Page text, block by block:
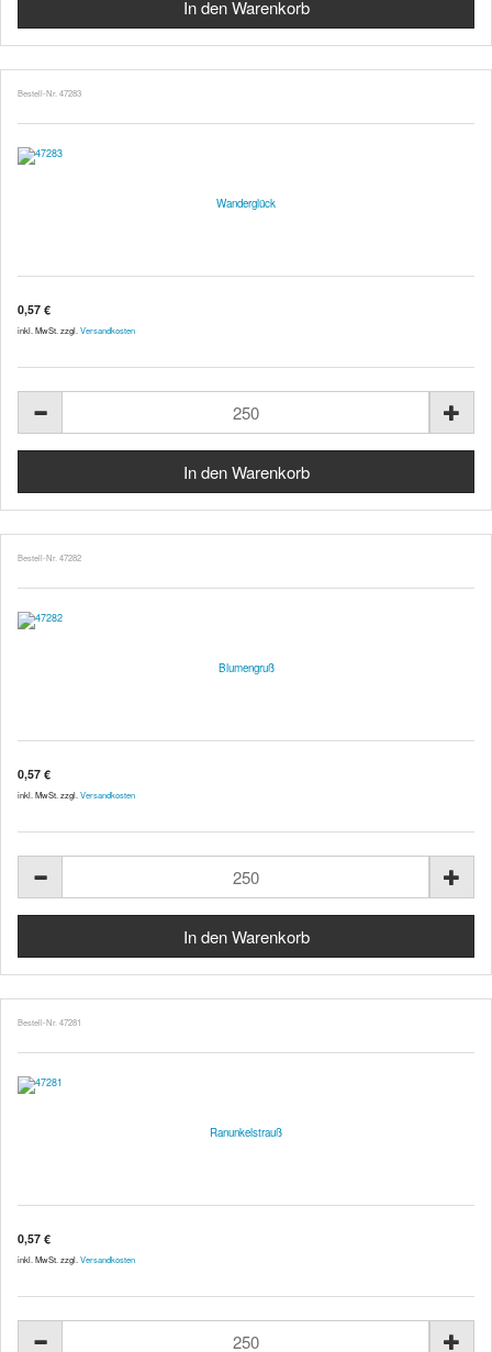
Bestell-Nr. 47283
Wanderglück
0,57 €
inkl. MwSt. zzgl. Versandkosten
Bestell-Nr. 47282
Blumengruß
0,57 €
inkl. MwSt. zzgl. Versandkosten
Bestell-Nr. 47281
Ranunkelstrauß
0,57 €
inkl. MwSt. zzgl. Versandkosten